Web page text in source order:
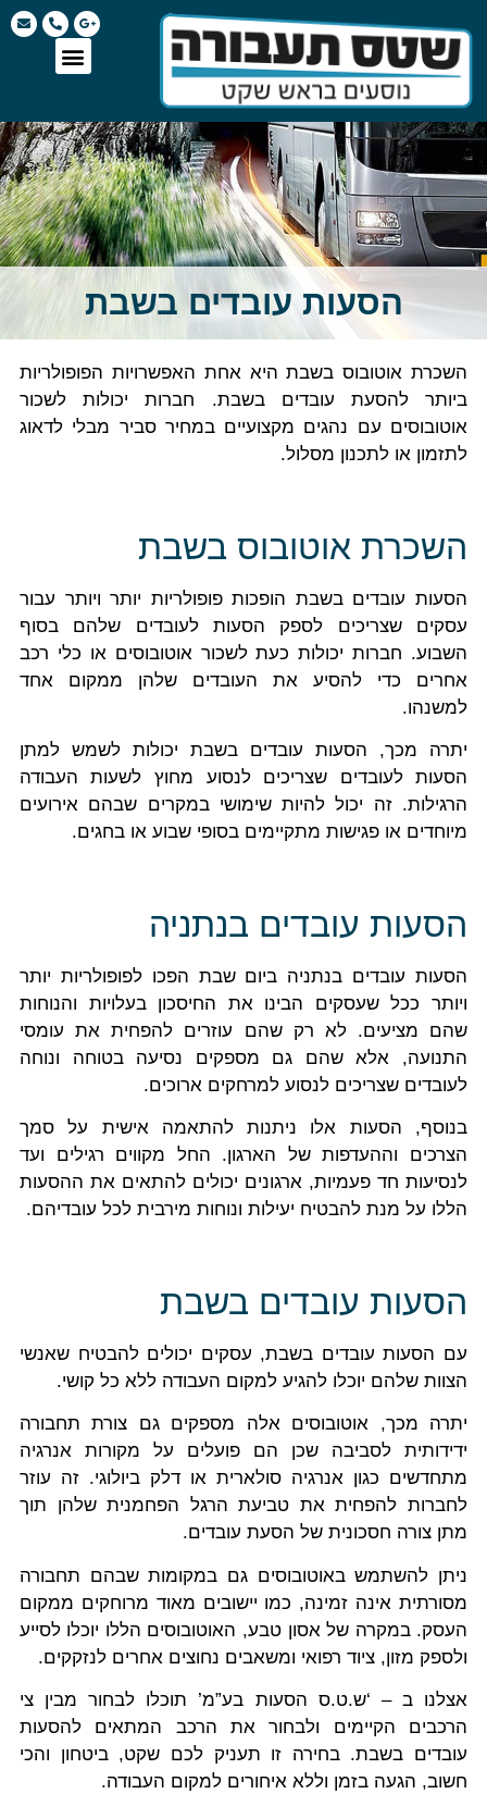
הסעות עובדים בשבת
השכרת אוטובוס בשבת היא אחת האפשרויות הפופולריות
ביותר להסעת עובדים בשבת. חברות יכולות לשכור
אוטובוסים עם נהגים מקצועיים במחיר סביר מבלי לדאוג
לתזמון או לתכנון מסלול.
השכרת אוטובוס בשבת
הסעות עובדים בשבת הופכות פופולריות יותר ויותר עבור
עסקים שצריכים לספק הסעות לעובדים שלהם בסוף
השבוע. חברות יכולות כעת לשכור אוטובוסים או כלי רכב
אחרים כדי להסיע את העובדים שלהן ממקום אחד
למשנהו.
יתרה מכך, הסעות עובדים בשבת יכולות לשמש למתן
הסעות לעובדים שצריכים לנסוע מחוץ לשעות העבודה
הרגילות. זה יכול להיות שימושי במקרים שבהם אירועים
מיוחדים או פגישות מתקיימים בסופי שבוע או בחגים.
הסעות עובדים בנתניה
הסעות עובדים בנתניה ביום שבת הפכו לפופולריות יותר
ויותר ככל שעסקים הבינו את החיסכון בעלויות והנוחות
שהם מציעים. לא רק שהם עוזרים להפחית את עומסי
התנועה, אלא שהם גם מספקים נסיעה בטוחה ונוחה
לעובדים שצריכים לנסוע למרחקים ארוכים.
בנוסף, הסעות אלו ניתנות להתאמה אישית על סמך
הצרכים וההעדפות של הארגון. החל מקווים רגילים ועד
לנסיעות חד פעמיות, ארגונים יכולים להתאים את ההסעות
הללו על מנת להבטיח יעילות ונוחות מירבית לכל עובדיהם.
הסעות עובדים בשבת
עם הסעות עובדים בשבת, עסקים יכולים להבטיח שאנשי
הצוות שלהם יוכלו להגיע למקום העבודה ללא כל קושי.
יתרה מכך, אוטובוסים אלה מספקים גם צורת תחבורה
ידידותית לסביבה שכן הם פועלים על מקורות אנרגיה
מתחדשים כגון אנרגיה סולארית או דלק ביולוגי. זה עוזר
לחברות להפחית את טביעת הרגל הפחמנית שלהן תוך
מתן צורה חסכונית של הסעת עובדים.
ניתן להשתמש באוטובוסים גם במקומות שבהם תחבורה
מסורתית אינה זמינה, כמו יישובים מאוד מרוחקים ממקום
העסק. במקרה של אסון טבע, האוטובוסים הללו יוכלו לסייע
ולספק מזון, ציוד רפואי ומשאבים נחוצים אחרים לנזקקים.
אצלנו ב – ‘ש.ט.ס הסעות בע”מ’ תוכלו לבחור מבין צי
הרכבים הקיימים ולבחור את הרכב המתאים להסעות
עובדים בשבת. בחירה זו תעניק לכם שקט, ביטחון והכי
חשוב, הגעה בזמן וללא איחורים למקום העבודה.